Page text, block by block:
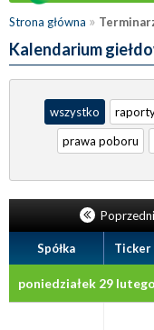
Strona główna »
Kalendarium
wszystko
prawa poboru
Spółka Ticker
poniedziałek 29